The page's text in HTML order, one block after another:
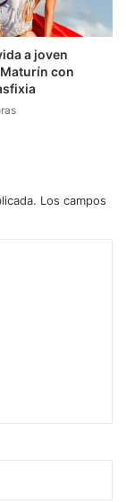
a joven
con
Los campos